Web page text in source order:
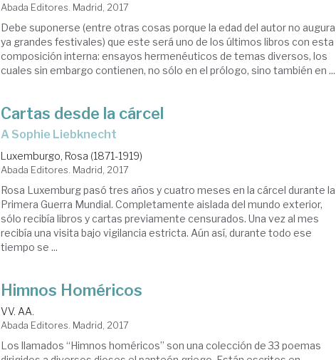
Abada Editores. Madrid, 2017
Debe suponerse (entre otras cosas porque la edad del autor no augura
ya grandes festivales) que este será uno de los últimos libros con esta
composición interna: ensayos hermenéuticos de temas diversos, los
cuales sin embargo contienen, no sólo en el prólogo, sino también en ...
Cartas desde la cárcel
a Sophie Liebknecht
Luxemburgo, Rosa (1871-1919)
Abada Editores. Madrid, 2017
Rosa Luxemburg pasó tres años y cuatro meses en la cárcel durante la
Primera Guerra Mundial. Completamente aislada del mundo exterior,
sólo recibía libros y cartas previamente censurados. Una vez al mes
recibía una visita bajo vigilancia estricta. Aún así, durante todo ese
tiempo se ...
Himnos Homéricos
VV. AA.
Abada Editores. Madrid, 2017
Los llamados “Himnos homéricos” son una colección de 33 poemas